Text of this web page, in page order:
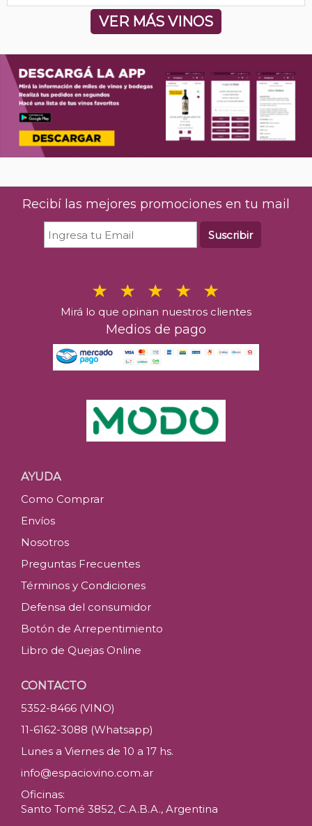
VER MÁS VINOS
Recibí las mejores promociones en tu mail
Suscribir
Mirá lo que opinan nuestros clientes
Medios de pago
AYUDA
Como Comprar
Envíos
Nosotros
Preguntas Frecuentes
Términos y Condiciones
Defensa del consumidor
Botón de Arrepentimiento
Libro de Quejas Online
CONTACTO
5352-8466 (VINO)
11-6162-3088 (Whatsapp)
Lunes a Viernes de 10 a 17 hs.
info@espaciovino.com.ar
Oficinas:
Santo Tomé 3852, C.A.B.A., Argentina